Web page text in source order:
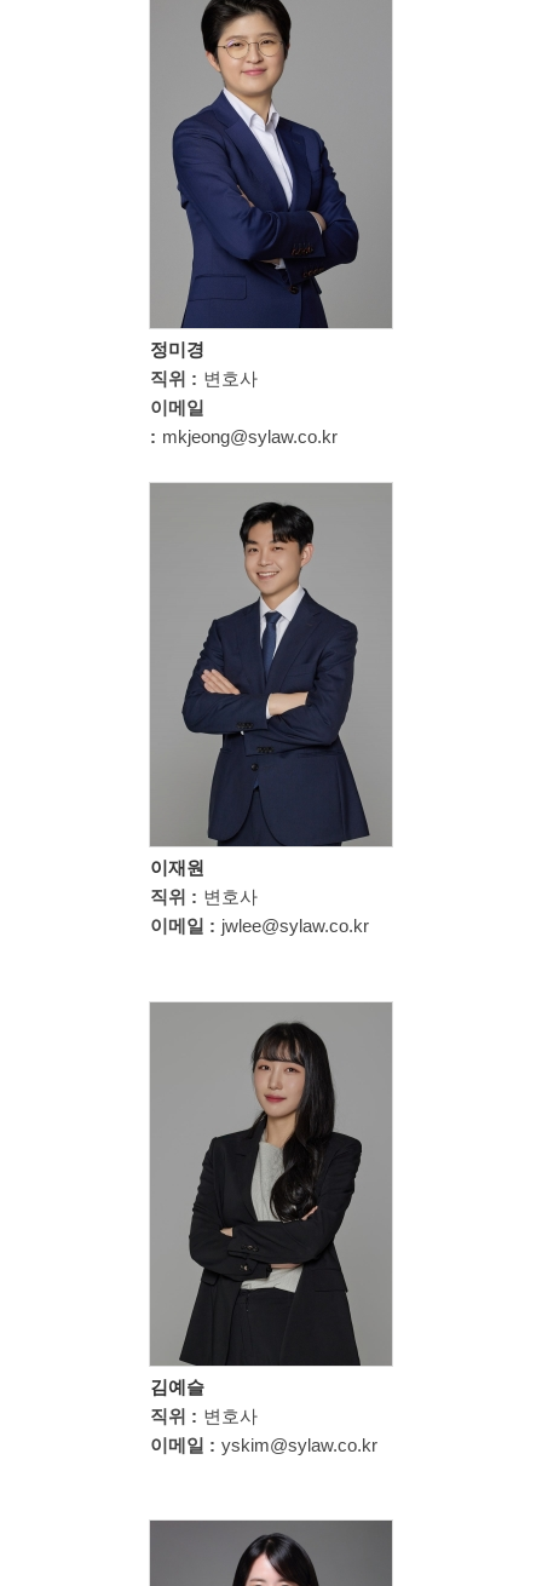
정미경
직위 : 변호사
이메일
: mkjeong@sylaw.co.kr
이재원
직위 : 변호사
이메일 : jwlee@sylaw.co.kr
김예슬
직위 : 변호사
이메일 : yskim@sylaw.co.kr